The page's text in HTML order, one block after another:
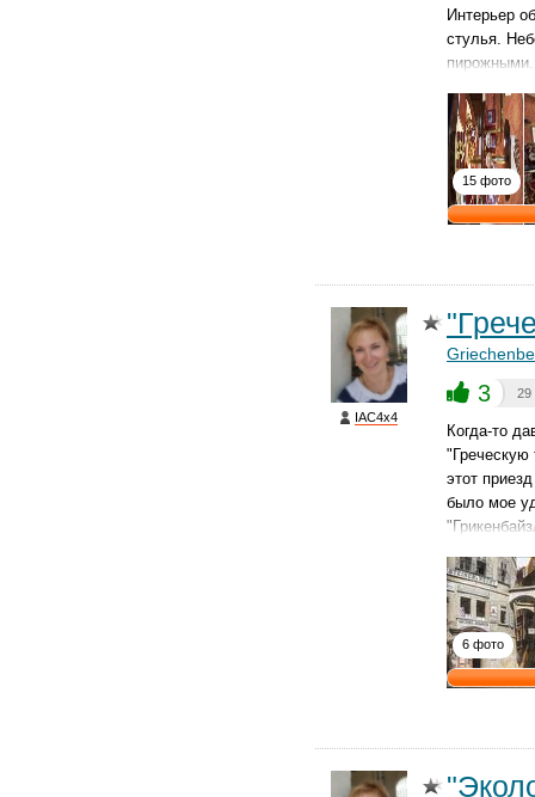
Интерьер
стулья.
пирожными.
15 фото
IAC4x4
3 29
Когда-то
"Греческую
этот
было мое
6 фото